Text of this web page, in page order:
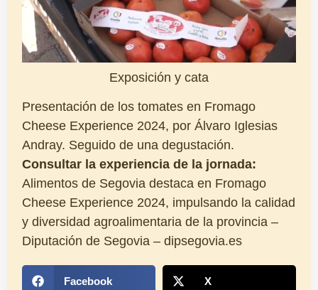
Exposición y cata
Presentación de los tomates en Fromago
Cheese Experience 2024, por Álvaro Iglesias
Andray. Seguido de una degustación.
Consultar la experiencia de la jornada:
Alimentos de Segovia destaca en Fromago
Cheese Experience 2024, impulsando la calidad
y diversidad agroalimentaria de la provincia –
Diputación de Segovia – dipsegovia.es
Facebook X